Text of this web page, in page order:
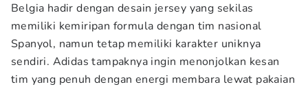
Belgia hadir dengan desain jersey yang sekilas
memiliki kemiripan formula dengan tim nasional
Spanyol, namun tetap memiliki karakter uniknya
sendiri. Adidas tampaknya ingin menonjolkan kesan
tim yang penuh dengan energi membara lewat pakaian